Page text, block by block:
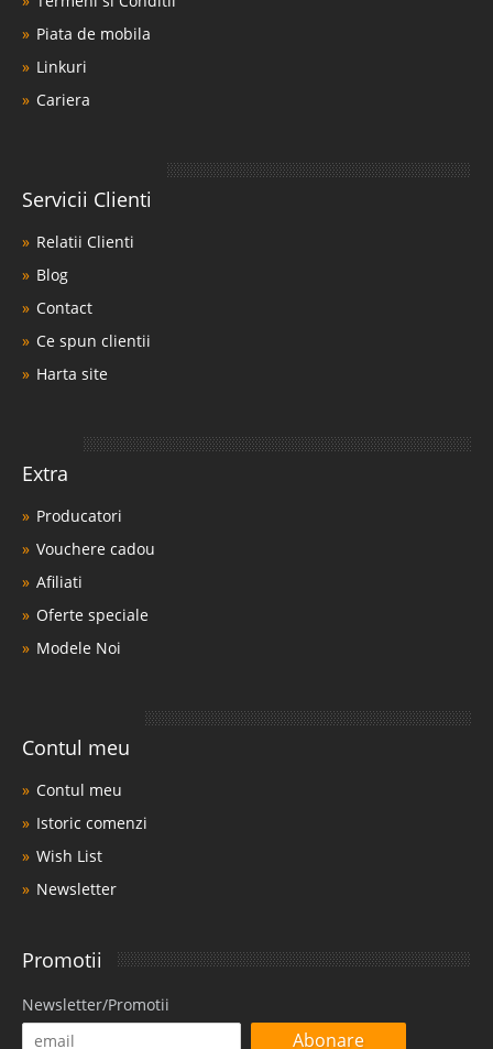
Piata de mobila
Linkuri
Cariera
Servicii Clienti
Relatii Clienti
Blog
Contact
Ce spun clientii
Harta site
Extra
Producatori
Vouchere cadou
Afiliati
Oferte speciale
Modele Noi
Contul meu
Contul meu
Istoric comenzi
Wish List
Newsletter
Promotii
Newsletter/Promotii
Abonare